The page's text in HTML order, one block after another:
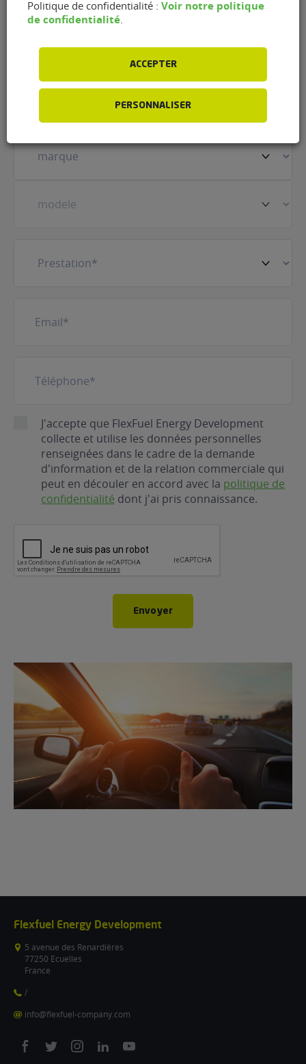
Nom(Nécessaire)
Prénom(Nécessaire)
véhicule(Nécessaire)
mail(Nécessaire)
RGPDJ'accepte que FlexFuel Energy Development
collecte et utilise les données personnelles
renseignées dans le cadre de la demande
d'information et de la relation commerciale qui
peut en découler en accord avec la politique de
confidentialité dont j'ai pris connaissance.
Envoyer
Flexfuel Energy Development
5 avenue des Renardières
77250 Ecuelles
France
/
info@flexfuel-company.com
On
On
On
On
On
Politique de confidentialité : Voir notre politique
de confidentialité
ACCEPTER
PERSONNALISER